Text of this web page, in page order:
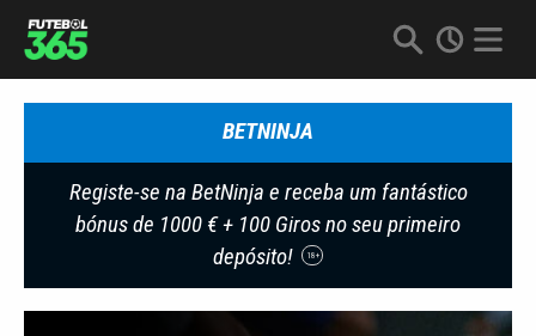
BETNINJA
Registe-se na BetNinja e receba um fantástico
bónus de 1000 € + 100 Giros no seu primeiro
depósito!
18+